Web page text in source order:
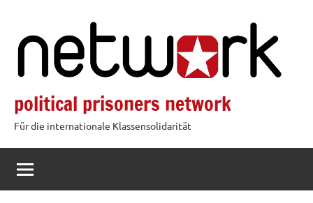
springen
political prisoners network
Für die internationale Klassensolidarität